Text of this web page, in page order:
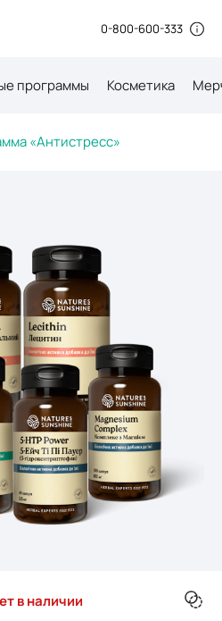
0-800-600-333
программы Косметика
«Антистресс»
в наличии